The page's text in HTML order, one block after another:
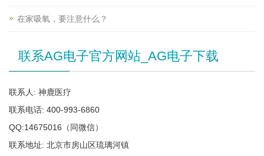
在家吸氧，要注意什么？
联系AG电子官方网站_AG电子下载
联系人: 神鹿医疗
联系电话: 400-993-6860
QQ:14675016（同微信）
联系地址: 北京市房山区琉璃河镇